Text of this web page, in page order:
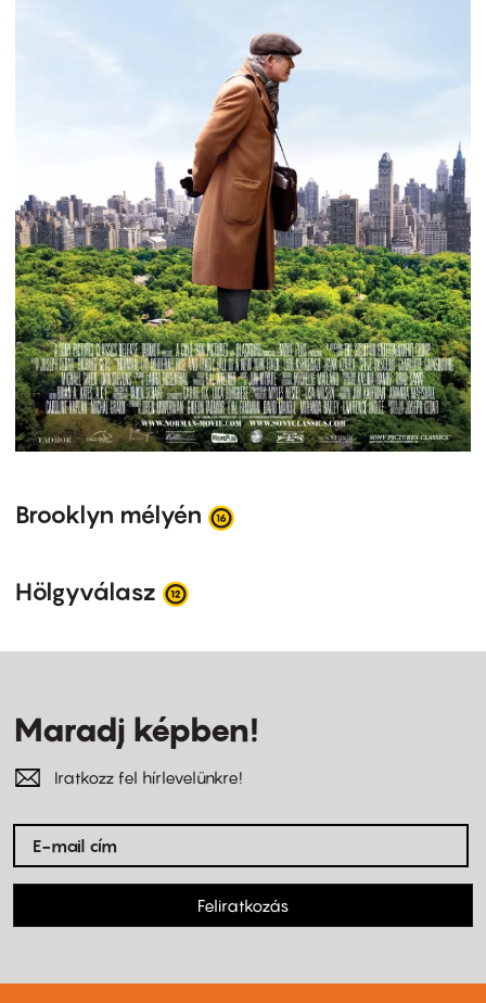
Brooklyn mélyén
Hölgyválasz
Maradj képben!
Iratkozz fel hírlevelünkre!
Feliratkozás